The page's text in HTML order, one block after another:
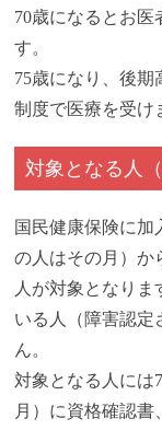
70歳になるとお医
す。
75歳になり、後
制度で医療を受け
対象となる人
国民健康保険に加
の人はその月）か
人が対象となり
いる人（障害認定
ん。
対象となる人には
月）に資格確認書